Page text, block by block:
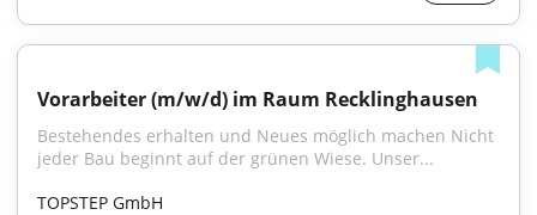
Vorarbeiter (m/w/d) im Raum Recklinghausen
Bestehendes erhalten und Neues möglich machen Nicht
jeder Bau beginnt auf der grünen Wiese. Unser...
TOPSTEP GmbH